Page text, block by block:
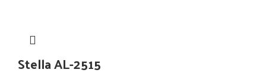
Stella AL-2515